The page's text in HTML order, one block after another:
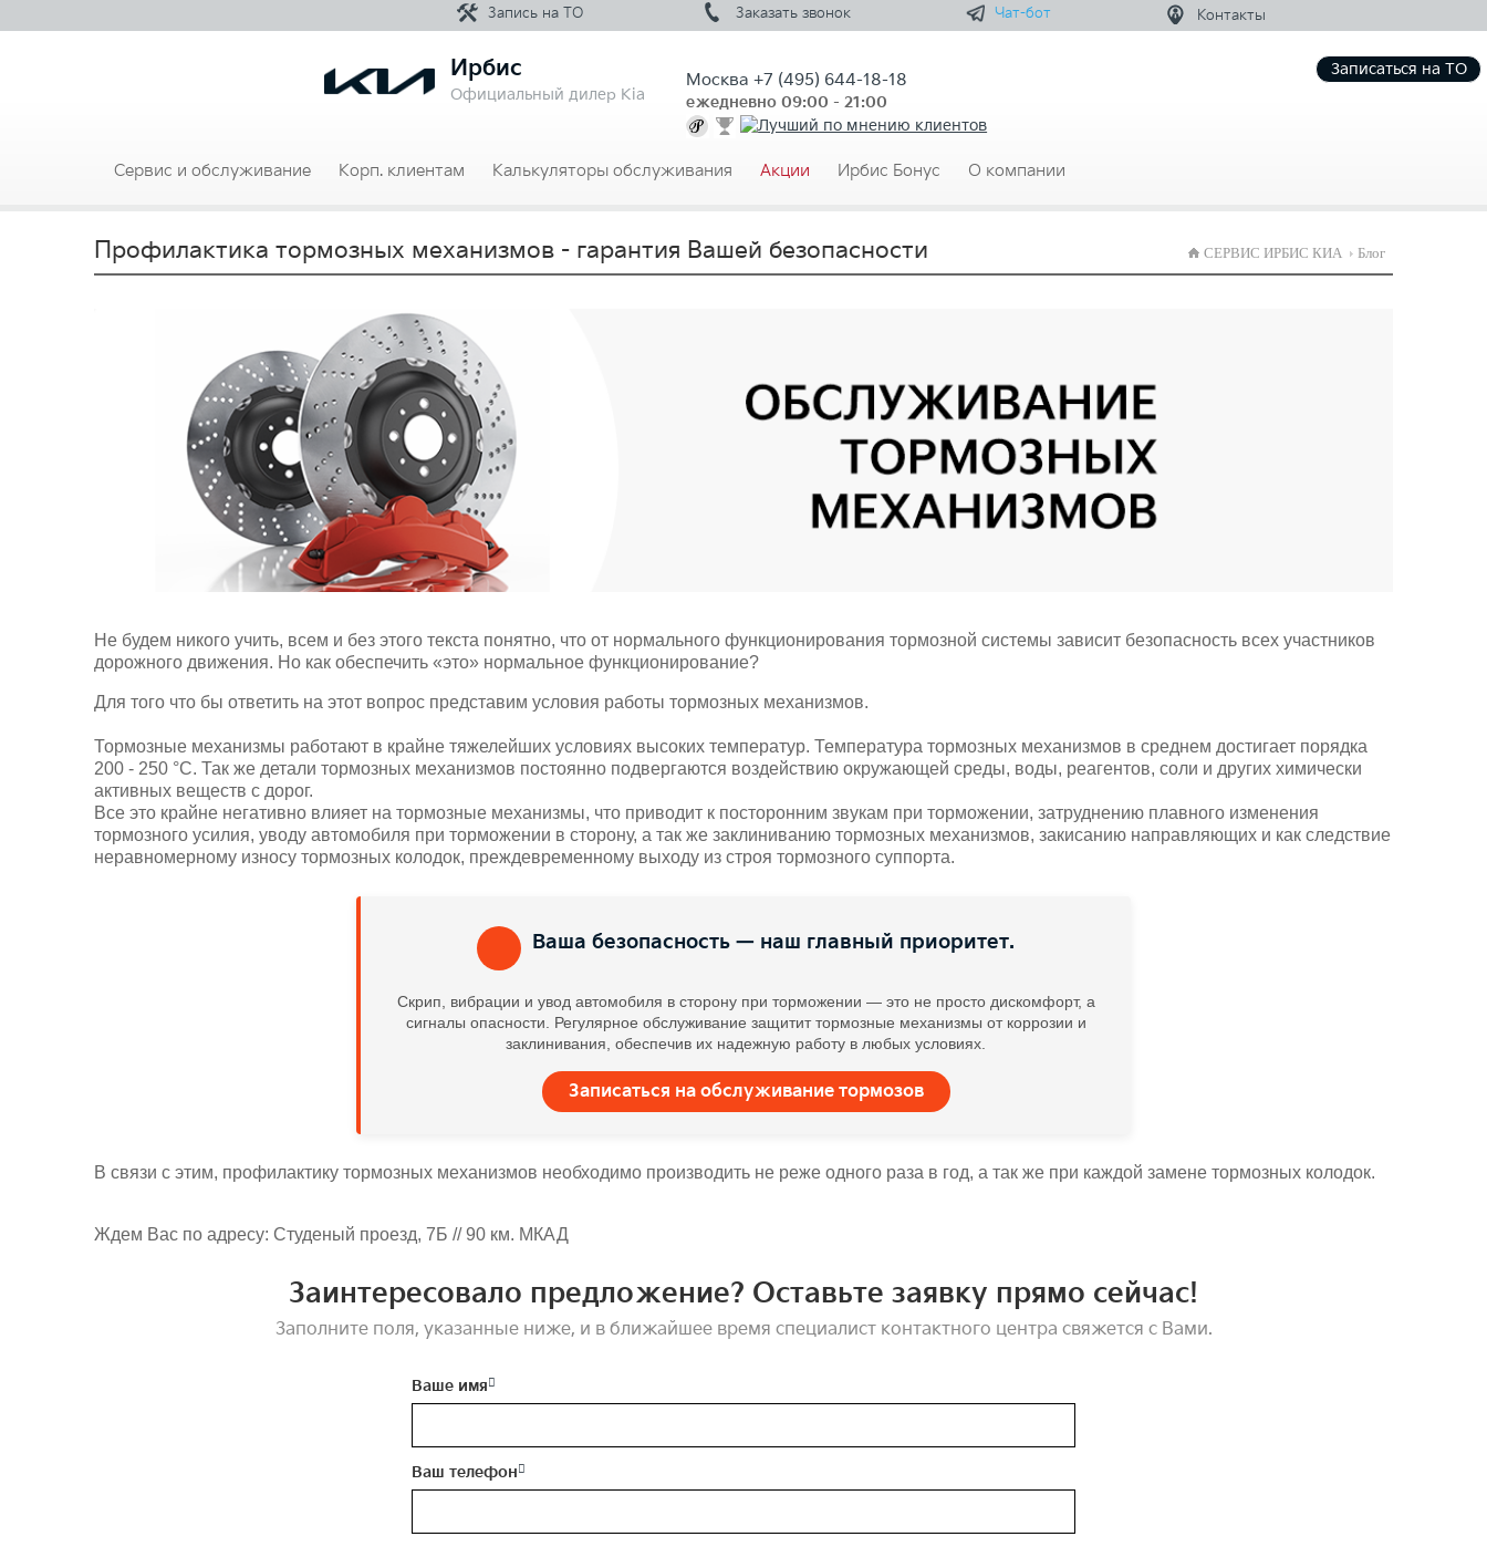
Запись наТО Заказать звонок Чат-бот Контакты
Ирбис
Официальный дилер Kia
Москва +7 (495) 644-18-18
ежедневно 09:00 - 21:00
Сервис и обслуживание Корп. клиентам Калькуляторы обслуживания Акции Ирбис Бонус О компании
Профилактика тормозных механизмов - гарантия Вашей безопасности СЕРВИС ИРБИС КИА Блог
Не будем никого учить, всем и без этого текста понятно, что от нормального функционирования тормозной системы зависит безопасность всех участников
дорожного движения. Но как обеспечить «это» нормальное функционирование?
Для того что бы ответить на этот вопрос представим условия работы тормозных механизмов.
Тормозные механизмы работают в крайне тяжелейших условиях высоких температур. Температура тормозных механизмов в среднем достигает порядка
200 - 250 °С. Так же детали тормозных механизмов постоянно подвергаются воздействию окружающей среды, воды, реагентов, соли и других химически
активных веществ с дорог.
Все это крайне негативно влияет на тормозные механизмы, что приводит к посторонним звукам при торможении, затруднению плавного изменения
тормозного усилия, уводу автомобиля при торможении в сторону, а так же заклиниванию тормозных механизмов, закисанию направляющих и как следствие
неравномерному износу тормозных колодок, преждевременному выходу из строя тормозного суппорта.
Ваша безопасность — наш главный приоритет.
Скрип, вибрации и увод автомобиля в сторону при торможении — это не просто дискомфорт, а
сигналы опасности. Регулярное обслуживание защитит тормозные механизмы от коррозии и
заклинивания, обеспечив их надежную работу в любых условиях.
Записаться на обслуживание тормозов
В связи с этим, профилактику тормозных механизмов необходимо производить не реже одного раза в год, а так же при каждой замене тормозных колодок.
Ждем Вас по адресу: Студеный проезд, 7Б // 90 км. МКАД
Заинтересовало предложение? Оставьте заявку прямо сейчас!
Заполните поля, указанные ниже, и в ближайшее время специалист контактного центра свяжется с Вами.
Ваше имя
Ваш телефон
Записаться на ТО